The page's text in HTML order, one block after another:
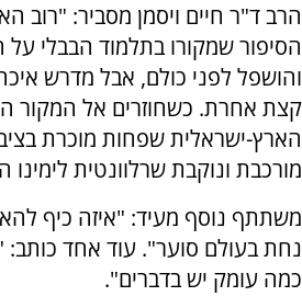
הרב ד"ר חיים ויסמן מסביר: "רוב
הסיפור שמקורו בתלמוד הבבלי
והושפל לפני כולם, אבל מדרש
קצת אחרת. כשחוזרים אל המקור
הארץ-ישראלית שפחות מוכרת
מורכבת ונוקבת שרלוונטית לימינו
משתתף נוסף מעיד: "איזה כיף
נחת בעולם סוער". עוד אחד כותב:
כמה עומק יש בדברים".